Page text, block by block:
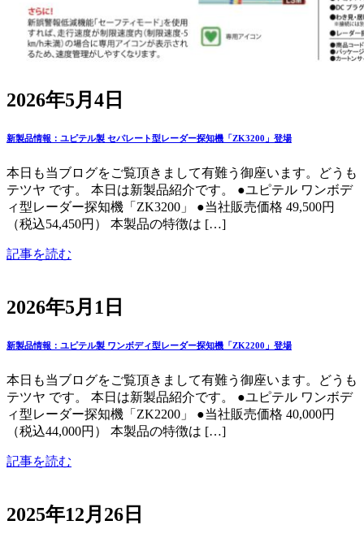
2026年5月4日
新製品情報：ユピテル製 セパレート型レーダー探知機「ZK3200」登場
本日も当ブログをご覧頂きまして有難う御座います。どうも
テツヤ です。 本日は新製品紹介です。 ●ユピテル ワンボデ
ィ型レーダー探知機「ZK3200」 ●当社販売価格 49,500円
（税込54,450円） 本製品の特徴は […]
記事を読む
2026年5月1日
新製品情報：ユピテル製 ワンボディ型レーダー探知機「ZK2200」登場
本日も当ブログをご覧頂きまして有難う御座います。どうも
テツヤ です。 本日は新製品紹介です。 ●ユピテル ワンボデ
ィ型レーダー探知機「ZK2200」 ●当社販売価格 40,000円
（税込44,000円） 本製品の特徴は […]
記事を読む
2025年12月26日